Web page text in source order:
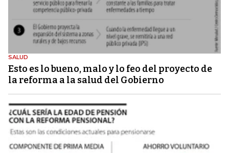
SALUD
Esto es lo bueno, malo y lo feo del proyecto de
la reforma a la salud del Gobierno